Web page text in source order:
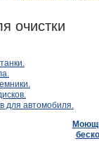
очистки
для автомобиля.